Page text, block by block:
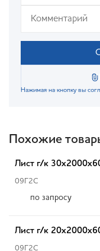
Нажимая на кнопку вы
Похожие
Лист г/к
09Г2С
по запросу
Лист г/к
09Г2С